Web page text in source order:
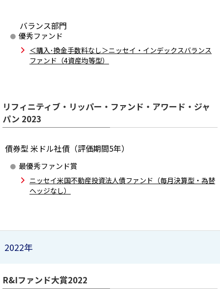
バランス部門
優秀ファンド
＜購入･換金手数料なし＞ニッセイ・インデックスバランス
ファンド（4資産均等型）
リフィニティブ・リッパー・ファンド・アワード・ジャ
パン 2023
債券型 米ドル社債（評価期間5年）
最優秀ファンド賞
ニッセイ米国不動産投資法人債ファンド（毎月決算型・為替
ヘッジなし）
2022年
R&Iファンド大賞2022